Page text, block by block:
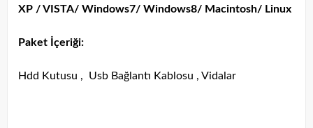
XP / VISTA/ Windows7/ Windows8/ Macintosh/ Linux
Paket İçeriği:
Hdd Kutusu , Usb Bağlantı Kablosu , Vidalar